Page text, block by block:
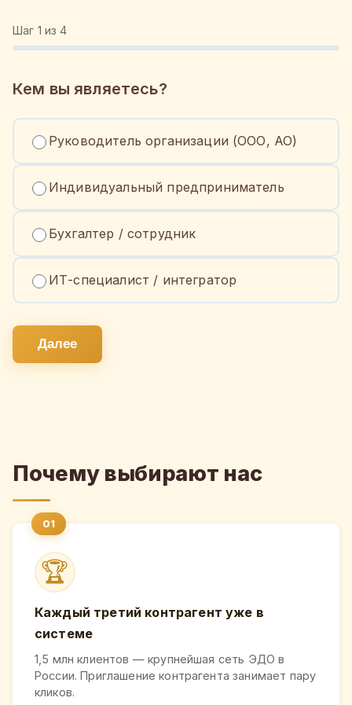
Шаг 1 из 4
Кем вы являетесь?
Руководитель организации (ООО, АО)
Индивидуальный предприниматель
Бухгалтер / сотрудник
ИТ-специалист / интегратор
Далее
Почему выбирают нас
🏆
Каждый третий контрагент уже в
системе
1,5 млн клиентов — крупнейшая сеть ЭДО в
России. Приглашение контрагента занимает пару
кликов.